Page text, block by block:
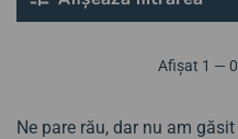
Afișat 1 —
Ne pare rău, dar nu am